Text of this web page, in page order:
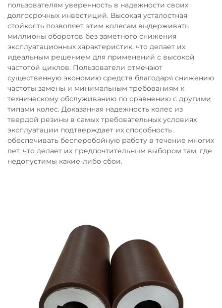
пользователям уверенность в надежности своих
долгосрочных инвестиций. Высокая усталостная
стойкость позволяет этим колесам выдерживать
миллионы оборотов без заметного снижения
эксплуатационных характеристик, что делает их
идеальным решением для применений с высокой
частотой циклов. Пользователи отмечают
существенную экономию средств благодаря снижению
частоты замены и минимальным требованиям к
техническому обслуживанию по сравнению с другими
типами колес. Доказанная надежность колес из
твердой резины в самых требовательных условиях
эксплуатации подтверждает их способность
обеспечивать бесперебойную работу в течение многих
лет, что делает их предпочтительным выбором там, где
недопустимы какие-либо сбои.